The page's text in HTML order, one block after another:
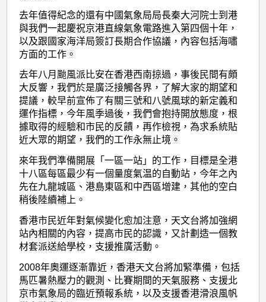
去年值得紀念的還有中國氣象局局長秦大河院士到港
與我們一起慶祝京港直線氣象電路進入第四個十年，
以及跟國家海洋局簽訂長期合作協議，內容包括海嘯
方面的工作。
去年八月颱風派比安在香港西南掠過，事後民間有頗
大反響，我們於是廣泛接觸各界，了解大家的期望和
提議，較早前宣佈了有關三號和八號風球的新定義和
運作指標，今年風季過後，我們會抱持開放態度，根
據取得的經驗和市民的反饋，再作檢視，為求系統貼
近大眾的期望，我們的工作永無止境。
來年我們準備開展「一區一站」的工作，目標是全港
十八區每區最少有一個量度氣温的自動站，今年之內
先在九龍城區、港島東區和中西區增建，其他的空白
稍後陸續補上。
香港市民近年對氣候變化愈加注意，天文台將加強網
站內相關的內容，提高市民的認識，又計劃造一個教
材套派送給學校，支援推廣活動。
2008年奧運逐漸靠近，香港天文台將加緊準備，包括
馬匹暑熱壓力的觀測、比賽期間的天氣服務、支援北
京市氣象局的臨近預報系統，以及支援香港滑浪風帆